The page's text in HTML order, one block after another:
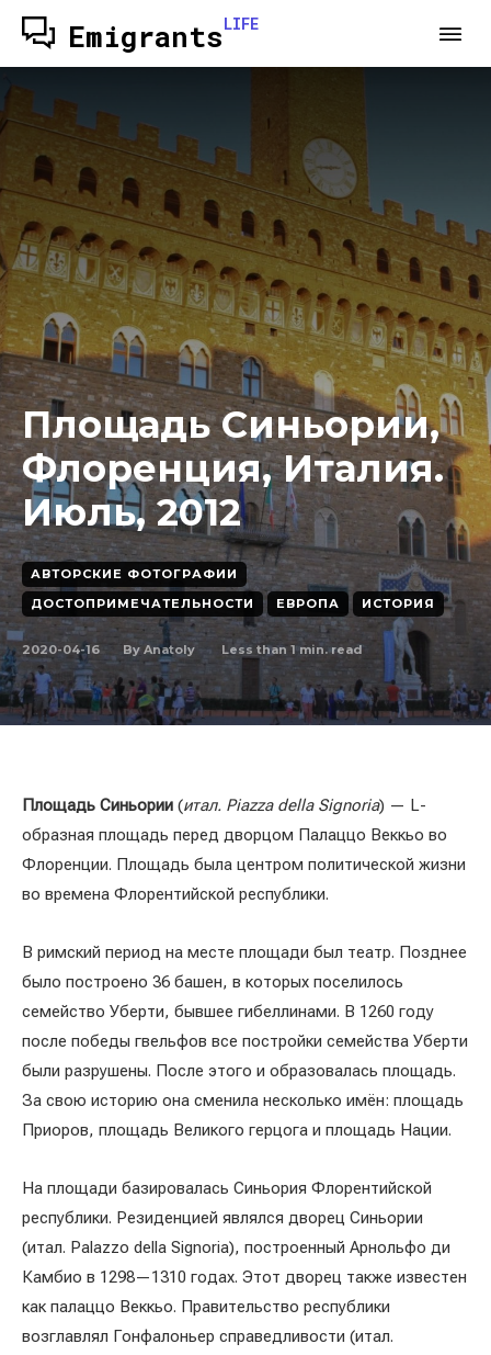
EmigrantsLIFE
Площадь Синьории,
Флоренция, Италия.
Июль, 2012
АВТОРСКИЕ ФОТОГРАФИИ
ДОСТОПРИМЕЧАТЕЛЬНОСТИ
ЕВРОПА ИСТОРИЯ
2020-04-16 By Anatoly Less than 1min. read
Площадь Синьории (итал. Piazza della Signoria) — L-
образная площадь перед дворцом Палаццо Веккьо во
Флоренции. Площадь была центром политической жизни
во времена Флорентийской республики.
В римский период на месте площади был театр. Позднее
было построено 36 башен, в которых поселилось
семейство Уберти, бывшее гибеллинами. В 1260 году
после победы гвельфов все постройки семейства Уберти
были разрушены. После этого и образовалась площадь.
За свою историю она сменила несколько имён: площадь
Приоров, площадь Великого герцога и площадь Нации.
На площади базировалась Синьория Флорентийской
республики. Резиденцией являлся дворец Синьории
(итал. Palazzo della Signoria), построенный Арнольфо ди
Камбио в 1298—1310 годах. Этот дворец также известен
как палаццо Веккьо. Правительство республики
возглавлял Гонфалоньер справедливости (итал.